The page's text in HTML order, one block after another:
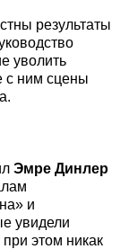
результаты
уволить
с ним сцены
Эмре Динлер
и
увидели
этом никак